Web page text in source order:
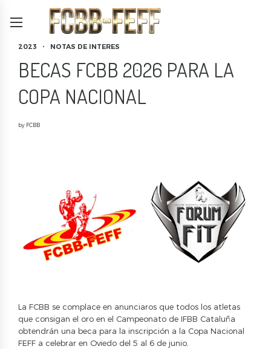
2023 NOTAS DE INTERES
BECAS FCBB 2026 PARA LA
COPA NACIONAL
by FCBB
La FCBB se complace en anunciaros que todos los atletas
que consigan el oro en el Campeonato de IFBB Cataluña
obtendrán una beca para la inscripción a la Copa Nacional
FEFF a celebrar en Oviedo del 5 al 6 de junio.